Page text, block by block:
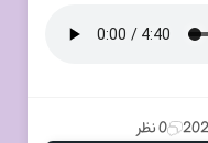
0 نظر